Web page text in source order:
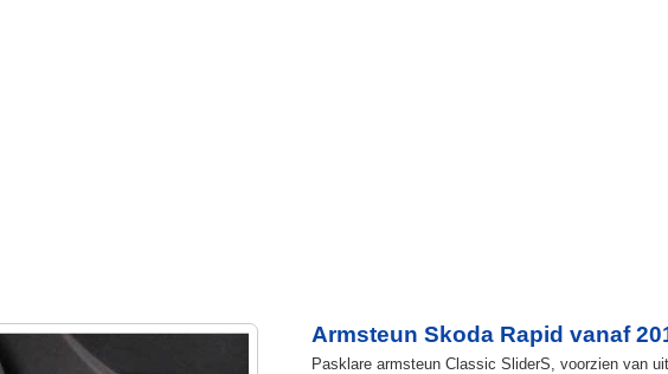
Armsteun Skoda Rapid vanaf
Pasklare armsteun Classic SliderS, voorzien van